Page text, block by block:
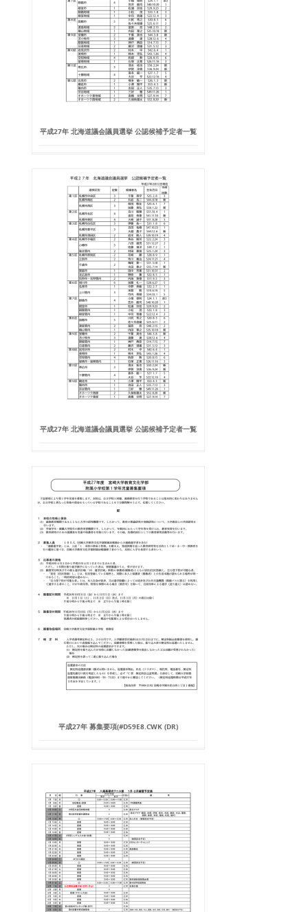
平成27年 北海道議会議員選挙 公認候補予定者一覧
平成27年 北海道議会議員選挙 公認候補予定者一覧
平成27年 募集要項(#D59E8.CWK (DR)